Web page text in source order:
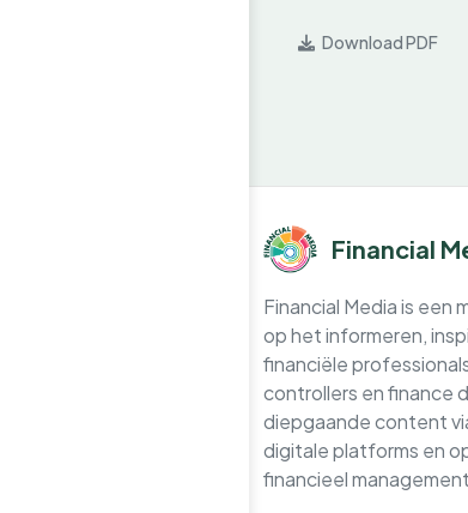
Download PDF
Financial
Financial Media is een
op het informeren,
financiële
controllers en finance
diepgaande content
digitale platforms en
financieel